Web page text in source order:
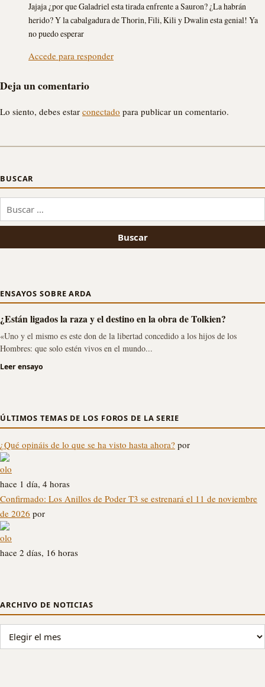
Jajaja ¿por que Galadriel esta tirada enfrente a Sauron? ¿La habrán
herido? Y la cabalgadura de Thorin, Fili, Kili y Dwalin esta genial! Ya
no puedo esperar
Accede para responder
Deja un comentario
Lo siento, debes estar conectado para publicar un comentario.
BUSCAR
Buscar:
ENSAYOS SOBRE ARDA
¿Están ligados la raza y el destino en la obra de Tolkien?
«Uno y el mismo es este don de la libertad concedido a los hijos de los
Hombres: que solo estén vivos en el mundo...
Leer ensayo
ÚLTIMOS TEMAS DE LOS FOROS DE LA SERIE
¿Qué opináis de lo que se ha visto hasta ahora? por
olo
hace 1 día, 4 horas
Confirmado: Los Anillos de Poder T3 se estrenará el 11 de noviembre
de 2026 por
olo
hace 2 días, 16 horas
ARCHIVO DE NOTICIAS
ARCHIVO DE NOTICIAS